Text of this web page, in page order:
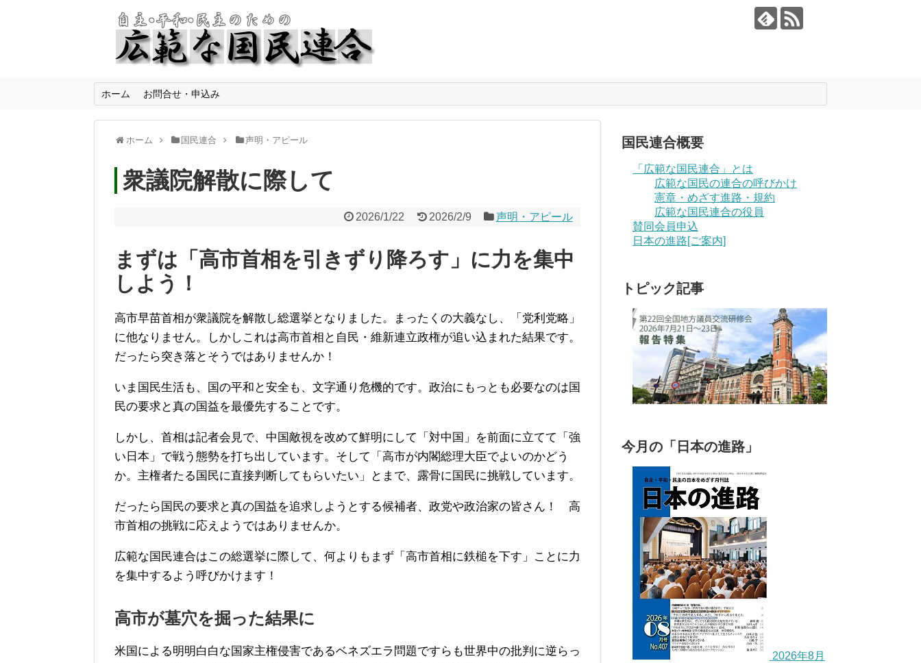
ホーム お問合せ・申込み
ホーム 国民連合 声明・アピール
衆議院解散に際して
2026/1/22 2026/2/9 声明・アピール
まずは「高市首相を引きずり降ろす」に力を集中
しよう！
高市早苗首相が衆議院を解散し総選挙となりました。まったくの大義なし、「党利党略」
に他なりません。しかしこれは高市首相と自民・維新連立政権が追い込まれた結果です。
だったら突き落とそうではありませんか！
いま国民生活も、国の平和と安全も、文字通り危機的です。政治にもっとも必要なのは国
民の要求と真の国益を最優先することです。
しかし、首相は記者会見で、中国敵視を改めて鮮明にして「対中国」を前面に立てて「強
い日本」で戦う態勢を打ち出しています。そして「高市が内閣総理大臣でよいのかどう
か。主権者たる国民に直接判断してもらいたい」とまで、露骨に国民に挑戦しています。
だったら国民の要求と真の国益を追求しようとする候補者、政党や政治家の皆さん！ 高
市首相の挑戦に応えようではありませんか。
広範な国民連合はこの総選挙に際して、何よりもまず「高市首相に鉄槌を下す」ことに力
を集中するよう呼びかけます！
高市が墓穴を掘った結果に
米国による明明白白な国家主権侵害であるベネズエラ問題ですらも世界中の批判に逆らっ
国民連合概要
「広範な国民連合」とは
広範な国民の連合の呼びかけ
憲章・めざす進路・規約
広範な国民連合の役員
賛同会員申込
日本の進路[ご案内]
トピック記事
今月の「日本の進路」
2026年8月